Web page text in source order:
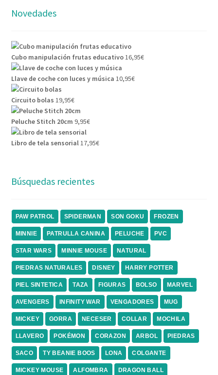
Novedades
Cubo manipulación frutas educativo16,95€
Llave de coche con luces y música 10,95€
Circuito bolas 19,95€
Peluche Stitch 20cm 9,95€
Libro de tela sensorial17,95€
Búsquedas recientes
PAW PATROL SPIDERMAN SON GOKU FROZEN
MINNIE PATRULLA CANINA PELUCHE PVC
STAR WARS MINNIE MOUSE NATURAL
PIEDRAS NATURALES DISNEY HARRY POTTER
PIEL SINTETICA TAZA FIGURAS BOLSO MARVEL
AVENGERS INFINITY WAR VENGADORES MUG
MICKEY GORRA NECESER COLLAR MOCHILA
LLAVERO POKÉMON CORAZON ARBOL PIEDRAS
SACO TY BEANIE BOOS LONA COLGANTE
MICKEY MOUSE ALFOMBRA DRAGON BALL